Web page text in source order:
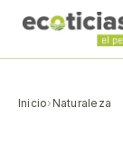
Inicio› Naturaleza